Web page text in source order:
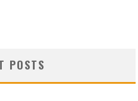
POSTS